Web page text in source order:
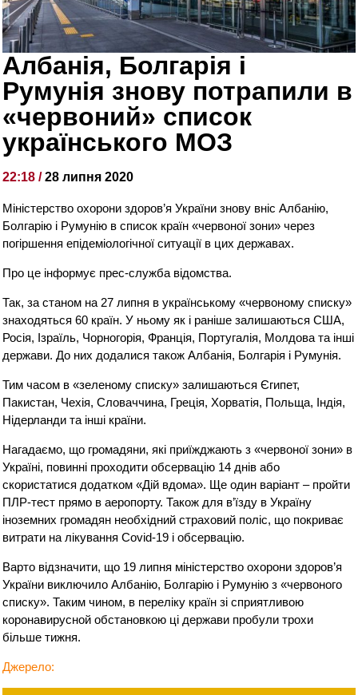
Албанія, Болгарія і
Румунія знову потрапили в
«червоний» список
українського МОЗ
22:18 /28 липня 2020
Міністерство охорони здоров’я України знову вніс Албанію,
Болгарію і Румунію в список країн «червоної зони» через
погіршення епідеміологічної ситуації в цих державах.
Про це інформує прес-служба відомства.
Так, за станом на 27 липня в українському «червоному списку»
знаходяться 60 країн. У ньому як і раніше залишаються США,
Росія, Ізраїль, Чорногорія, Франція, Португалія, Молдова та інші
держави. До них додалися також Албанія, Болгарія і Румунія.
Тим часом в «зеленому списку» залишаються Єгипет,
Пакистан, Чехія, Словаччина, Греція, Хорватія, Польща, Індія,
Нідерланди та інші країни.
Нагадаємо, що громадяни, які приїжджають з «червоної зони» в
Україні, повинні проходити обсервацію 14 днів або
скористатися додатком «Дій вдома». Ще один варіант – пройти
ПЛР-тест прямо в аеропорту. Також для в’їзду в Україну
іноземних громадян необхідний страховий поліс, що покриває
витрати на лікування Covid-19 і обсервацію.
Варто відзначити, що 19 липня міністерство охорони здоров’я
України виключило Албанію, Болгарію і Румунію з «червоного
списку». Таким чином, в переліку країн зі сприятливою
коронавирусной обстановкою ці держави пробули трохи
більше тижня.
Джерело: